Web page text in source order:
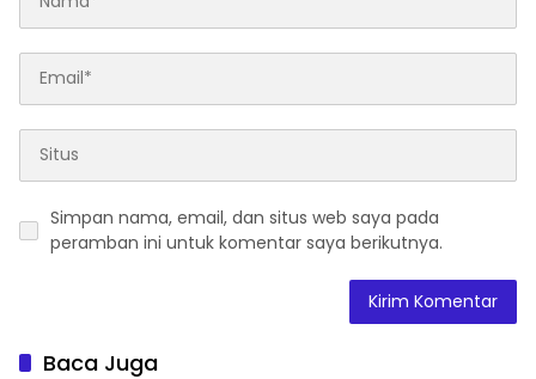
Simpan nama, email, dan situs web saya pada
peramban ini untuk komentar saya berikutnya.
Baca Juga